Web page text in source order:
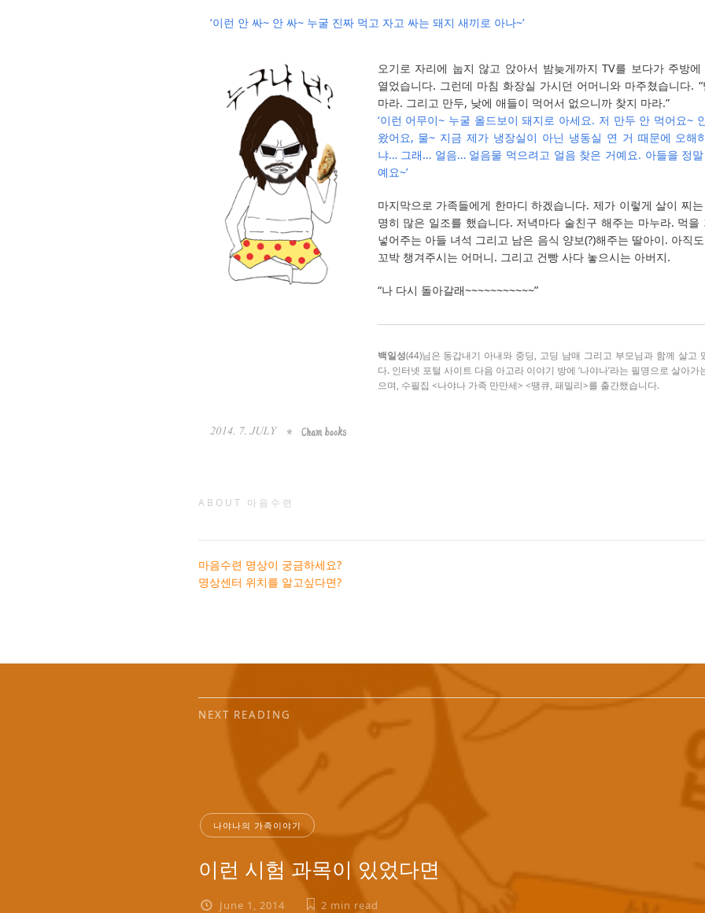
‘이런 안 싸~ 안 싸~ 누굴 진짜 먹고 자고 싸는 돼지 새끼로 아나~’
오기로 자리에 눕지 않고 앉아서 밤늦게까지 TV를 보다가 주방
열었습니다. 그런데 마침 화장실 가시던 어머니와 마주쳤습니다.
마라. 그리고 만두, 낮에 애들이 먹어서 없으니까 찾지 마라.”
‘이런 어무이~ 누굴 올드보이 돼지로 아세요. 저 만두 안 먹어요~
왔어요, 물~ 지금 제가 냉장실이 아닌 냉동실 연 거 때문에 오해
냐… 그래… 얼음… 얼음물 먹으려고 얼음 찾은 거예요. 아들을 정
예요~’
마지막으로 가족들에게 한마디 하겠습니다. 제가 이렇게 살이 찌
명히 많은 일조를 했습니다. 저녁마다 술친구 해주는 마누라. 먹
넣어주는 아들 녀석 그리고 남은 음식 양보(?)해주는 딸아이. 아직
꼬박 챙겨주시는 어머니. 그리고 건빵 사다 놓으시는 아버지.
“나 다시 돌아갈래~~~~~~~~~~~”
백일성(44)님은 동갑내기 아내와 중딩, 고딩 남매 그리고 부모님과 함께 살고
다. 인터넷 포털 사이트 다음 아고라 이야기 방에 ‘나야나’라는 필명으로 살아
으며, 수필집 <나야나 가족 만만세> <땡큐, 패밀리>를 출간했습니다.
ABOUT 마음수련
마음수련 명상이 궁금하세요?
명상센터 위치를 알고싶다면?
NEXT READING
나야나의 가족이야기
이런 시험 과목이 있었다면
June 1, 2014 2 min read